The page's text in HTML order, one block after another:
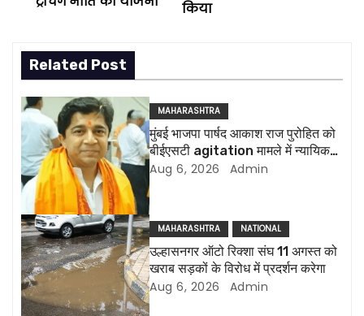
t
n
a
v
i
g
a
t
किया
Related Post
MAHARASHTRA
मुंबई भाजपा पार्षद आकाश राज पुरोहित को
बीईएसटी agitation मामले में न्यायिक
हिरासत में भेजा गया
Aug 6, 2026 Admin
MAHARASHTRA NATIONAL
उल्हासनगर ऑटो रिक्शा संघ 11 अगस्त को
खराब सड़कों के विरोध में प्रदर्शन करेगा
Aug 6, 2026 Admin